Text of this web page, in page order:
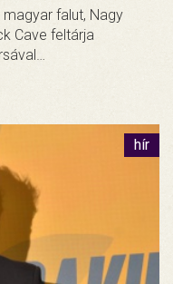
falut, Nagy
Cave feltárja
hír